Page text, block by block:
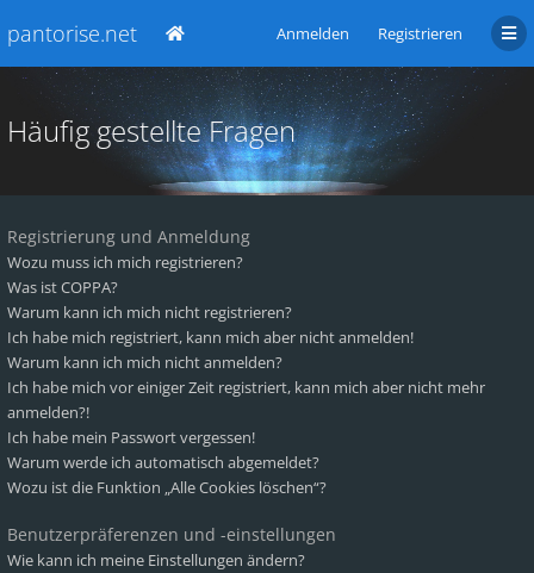
pantorise.net Anmelden Registrieren
Häufig gestellte Fragen
Registrierung und Anmeldung
Wozu muss ich mich registrieren?
Was ist COPPA?
Warum kann ich mich nicht registrieren?
Ich habe mich registriert, kann mich aber nicht anmelden!
Warum kann ich mich nicht anmelden?
Ich habe mich vor einiger Zeit registriert, kann mich aber nicht mehr
anmelden?!
Ich habe mein Passwort vergessen!
Warum werde ich automatisch abgemeldet?
Wozu ist die Funktion „Alle Cookies löschen“?
Benutzerpräferenzen und -einstellungen
Wie kann ich meine Einstellungen ändern?